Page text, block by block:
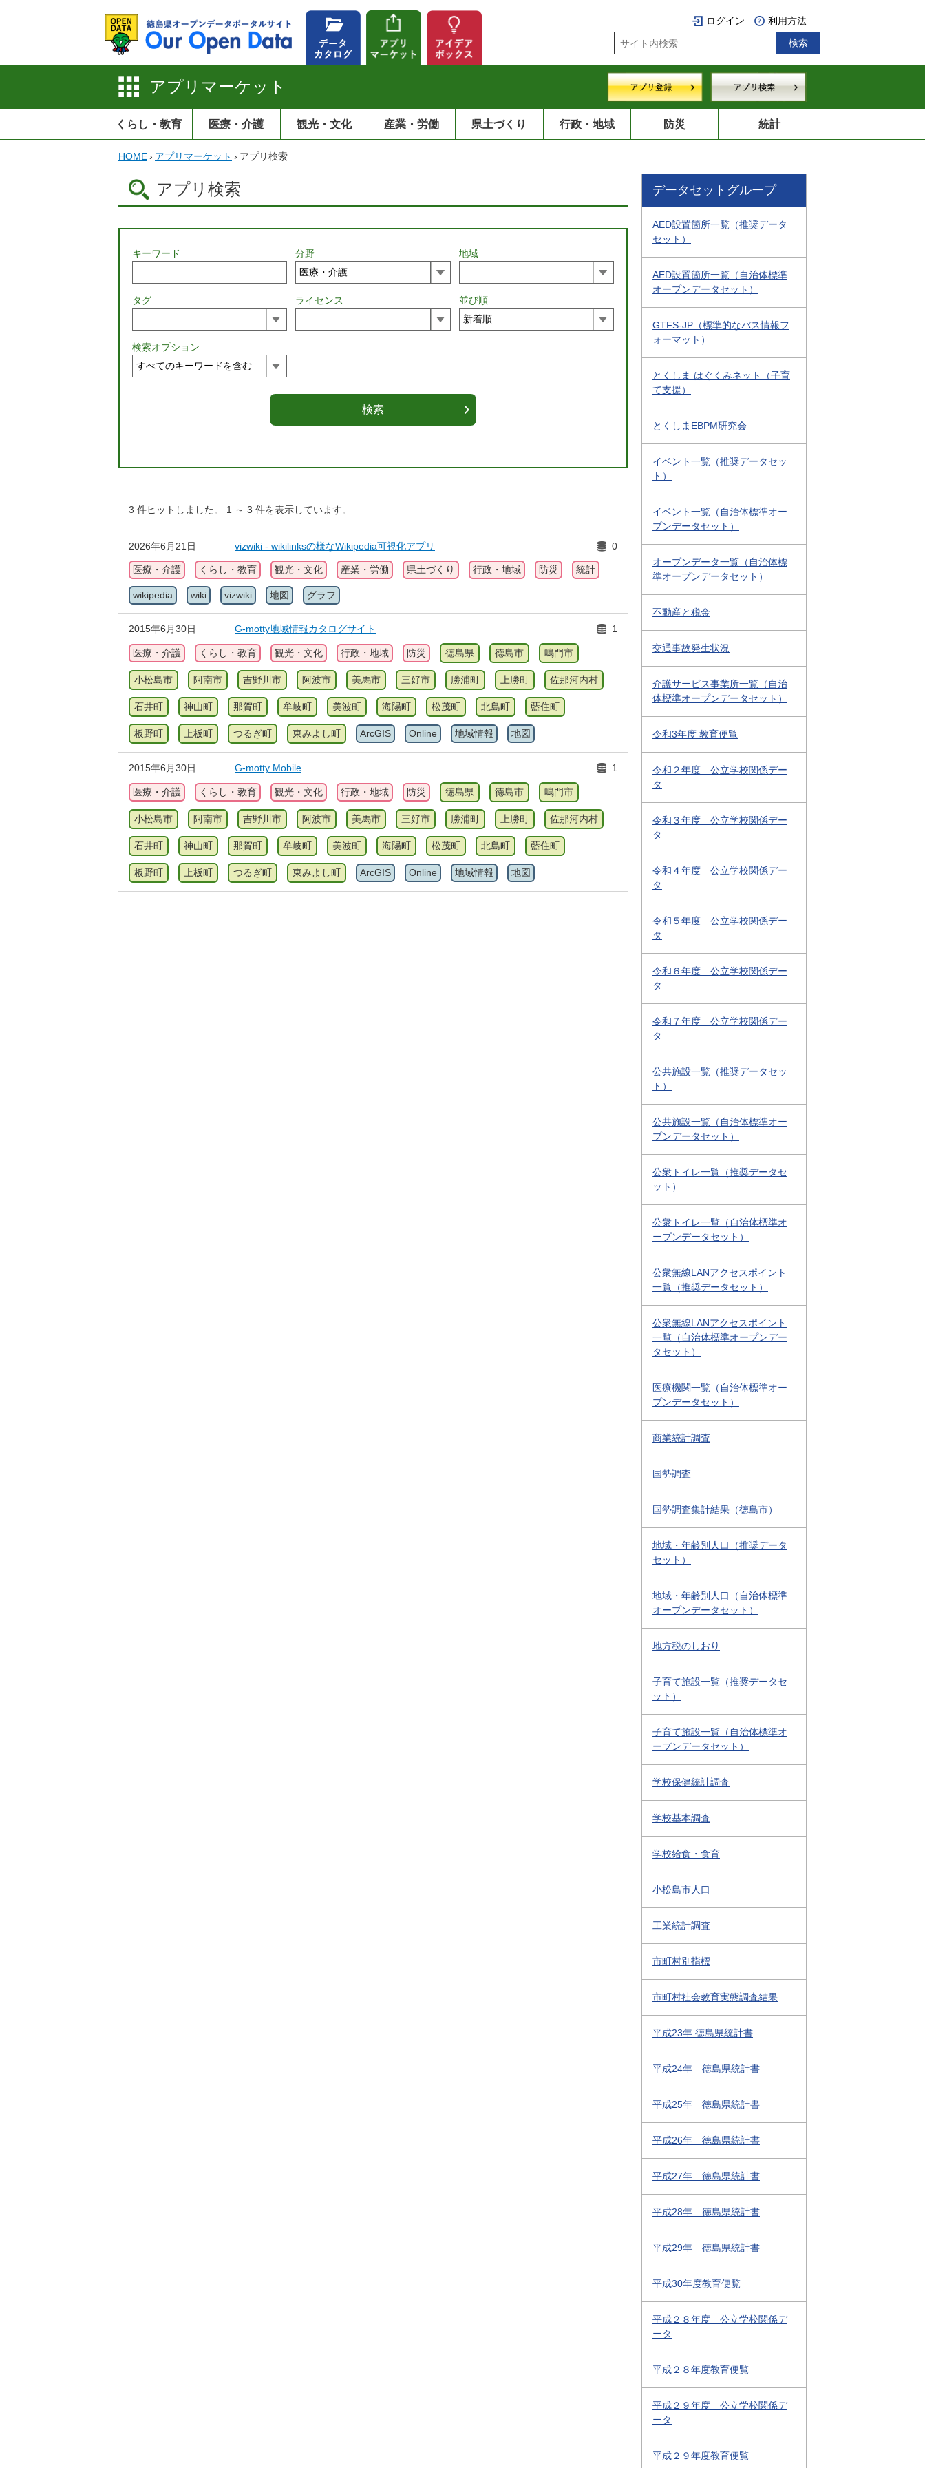
ログイン 利用方法
アプリマーケット
くらし・教育 医療・介護 観光・文化 産業・労働 県土づくり 行政・地域 防災 統計
HOME› アプリマーケット › アプリ検索
アプリ検索
キーワード 分野 地域
タグ ライセンス 並び順
検索オプション
3 件ヒットしました。 1 ～ 3 件を表示しています。
2026年6月21日 vizwiki - wikilinksの様なWikipedia可視化アプリ 0
医療・介護 くらし・教育 観光・文化 産業・労働 県土づくり 行政・地域 防災 統計
wikipedia wiki vizwiki 地図 グラフ
2015年6月30日 G-motty地域情報カタログサイト 1
医療・介護 くらし・教育 観光・文化 行政・地域 防災 徳島県 徳島市 鳴門市
小松島市 阿南市 吉野川市 阿波市 美馬市 三好市 勝浦町 上勝町 佐那河内村
石井町 神山町 那賀町 牟岐町 美波町 海陽町 松茂町 北島町 藍住町
板野町 上板町 つるぎ町 東みよし町 ArcGIS Online 地域情報 地図
2015年6月30日 G-motty Mobile 1
医療・介護 くらし・教育 観光・文化 行政・地域 防災 徳島県 徳島市 鳴門市
小松島市 阿南市 吉野川市 阿波市 美馬市 三好市 勝浦町 上勝町 佐那河内村
石井町 神山町 那賀町 牟岐町 美波町 海陽町 松茂町 北島町 藍住町
板野町 上板町 つるぎ町 東みよし町 ArcGIS Online 地域情報 地図
データセットグループ
AED設置箇所一覧（推奨データ
セット）
AED設置箇所一覧（自治体標準
オープンデータセット）
GTFS-JP（標準的なバス情報フ
ォーマット）
とくしま はぐくみネット（子育
て支援）
とくしまEBPM研究会
イベント一覧（推奨データセッ
ト）
イベント一覧（自治体標準オー
プンデータセット）
オープンデータ一覧（自治体標
準オープンデータセット）
不動産と税金
交通事故発生状況
介護サービス事業所一覧（自治
体標準オープンデータセット）
令和3年度 教育便覧
令和２年度 公立学校関係デー
タ
令和３年度 公立学校関係デー
タ
令和４年度 公立学校関係デー
タ
令和５年度 公立学校関係デー
タ
令和６年度 公立学校関係デー
タ
令和７年度 公立学校関係デー
タ
公共施設一覧（推奨データセッ
ト）
公共施設一覧（自治体標準オー
プンデータセット）
公衆トイレ一覧（推奨データセ
ット）
公衆トイレ一覧（自治体標準オ
ープンデータセット）
公衆無線LANアクセスポイント
一覧（推奨データセット）
公衆無線LANアクセスポイント
一覧（自治体標準オープンデー
タセット）
医療機関一覧（自治体標準オー
プンデータセット）
商業統計調査
国勢調査
国勢調査集計結果（徳島市）
地域・年齢別人口（推奨データ
セット）
地域・年齢別人口（自治体標準
オープンデータセット）
地方税のしおり
子育て施設一覧（推奨データセ
ット）
子育て施設一覧（自治体標準オ
ープンデータセット）
学校保健統計調査
学校基本調査
学校給食・食育
小松島市人口
工業統計調査
市町村別指標
市町村社会教育実態調査結果
平成23年 徳島県統計書
平成24年 徳島県統計書
平成25年 徳島県統計書
平成26年 徳島県統計書
平成27年 徳島県統計書
平成28年 徳島県統計書
平成29年 徳島県統計書
平成30年度教育便覧
平成２８年度 公立学校関係デ
ータ
平成２８年度教育便覧
平成２９年度 公立学校関係デ
ータ
平成２９年度教育便覧